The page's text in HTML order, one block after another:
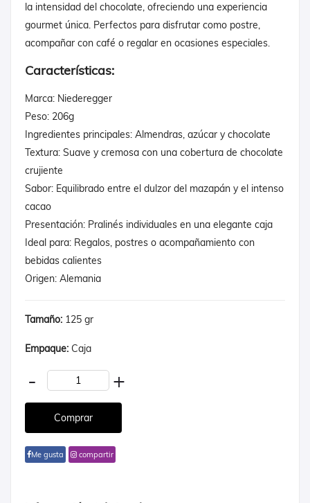
la intensidad del chocolate, ofreciendo una experiencia
gourmet única. Perfectos para disfrutar como postre,
acompañar con café o regalar en ocasiones especiales.
Características:
Marca: Niederegger
Peso: 206g
Ingredientes principales: Almendras, azúcar y chocolate
Textura: Suave y cremosa con una cobertura de chocolate
crujiente
Sabor: Equilibrado entre el dulzor del mazapán y el intenso
cacao
Presentación: Pralinés individuales en una elegante caja
Ideal para: Regalos, postres o acompañamiento con
bebidas calientes
Origen: Alemania
Tamaño: 125 gr
Empaque: Caja
- +
Me gusta compartir